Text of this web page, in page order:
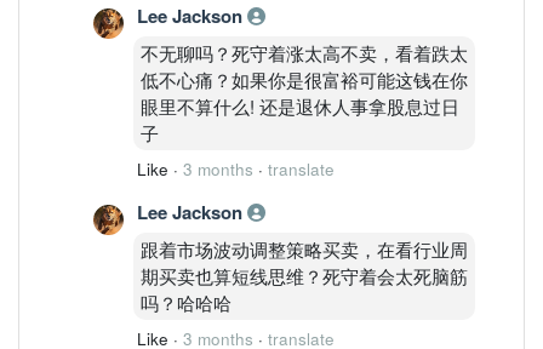
Lee Jackson
不无聊吗？死守着涨太高不卖，看着跌太
低不心痛？如果你是很富裕可能这钱在你
眼里不算什么! 还是退休人事拿股息过日
子
Like · 3 months · translate
Lee Jackson
跟着市场波动调整策略买卖，在看行业周
期买卖也算短线思维？死守着会太死脑筋
吗？哈哈哈
Like · 3 months · translate